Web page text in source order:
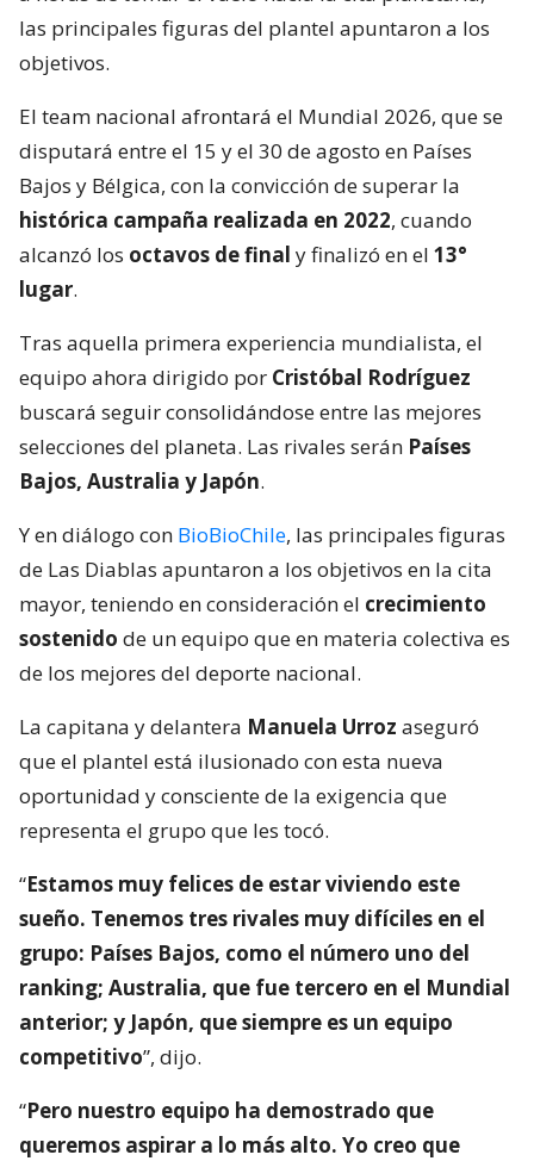
las principales figuras del plantel apuntaron a los
objetivos.
El team nacional afrontará el Mundial 2026, que se
disputará entre el 15 y el 30 de agosto en Países
Bajos y Bélgica, con la convicción de superar la
histórica campaña realizada en 2022, cuando
alcanzó los octavos de final y finalizó en el 13°
lugar.
Tras aquella primera experiencia mundialista, el
equipo ahora dirigido por Cristóbal Rodríguez
buscará seguir consolidándose entre las mejores
selecciones del planeta. Las rivales serán Países
Bajos, Australia y Japón.
Y en diálogo con BioBioChile, las principales figuras
de Las Diablas apuntaron a los objetivos en la cita
mayor, teniendo en consideración el crecimiento
sostenido de un equipo que en materia colectiva es
de los mejores del deporte nacional.
La capitana y delantera Manuela Urroz aseguró
que el plantel está ilusionado con esta nueva
oportunidad y consciente de la exigencia que
representa el grupo que les tocó.
“Estamos muy felices de estar viviendo este
sueño. Tenemos tres rivales muy difíciles en el
grupo: Países Bajos, como el número uno del
ranking; Australia, que fue tercero en el Mundial
anterior; y Japón, que siempre es un equipo
competitivo”, dijo.
“Pero nuestro equipo ha demostrado que
queremos aspirar a lo más alto. Yo creo que